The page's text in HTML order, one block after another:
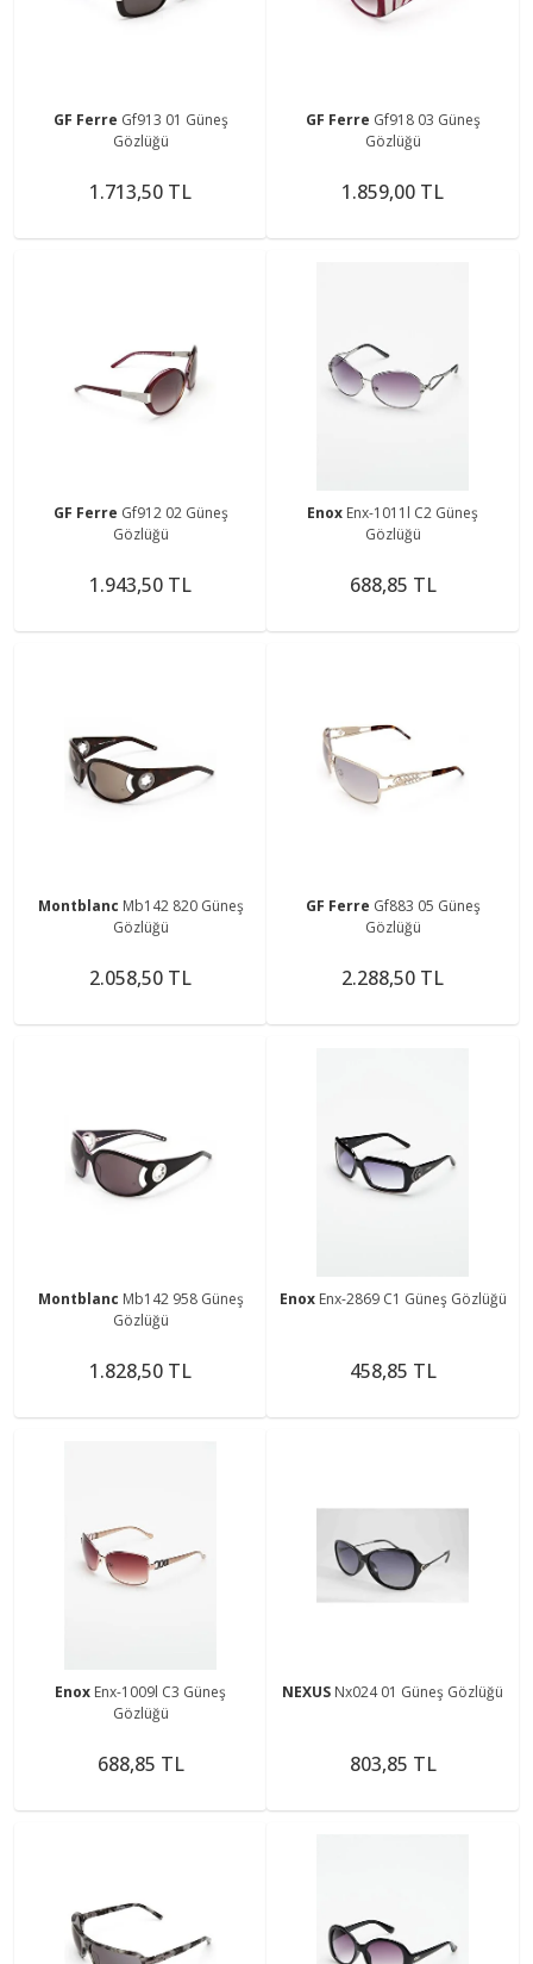
GF Ferre Gf913 01 Güneş
Gözlüğü
1.713,50 TL
GF Ferre Gf918 03 Güneş
Gözlüğü
1.859,00 TL
GF Ferre Gf912 02 Güneş
Gözlüğü
1.943,50 TL
Enox Enx-1011l C2 Güneş
Gözlüğü
688,85 TL
Montblanc Mb142 820 Güneş
Gözlüğü
2.058,50 TL
GF Ferre Gf883 05 Güneş
Gözlüğü
2.288,50 TL
Montblanc Mb142 958 Güneş
Gözlüğü
1.828,50 TL
Enox Enx-2869 C1 Güneş Gözlüğü
458,85 TL
Enox Enx-1009l C3 Güneş
Gözlüğü
688,85 TL
NEXUS Nx024 01 Güneş Gözlüğü
803,85 TL